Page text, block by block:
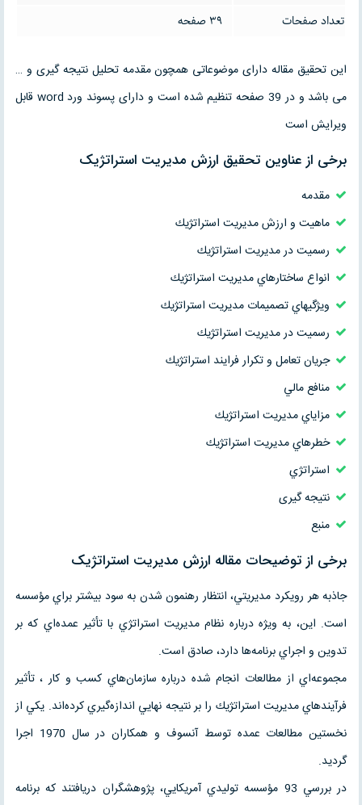
تعداد صفحات
39 صفحه
این تحقیق مقاله دارای موضوعاتی همچون مقدمه تحلیل نتیجه گیری و …
می باشد و در 39 صفحه تنظیم شده است و دارای پسوند ورد word قابل
ویرایش است
برخی از عناوین تحقیق ارزش مديريت استراتژيک
مقدمه
ماهيت و ارزش مديريت استراتژيك
رسميت در مديريت استراتژيك
انواع ساختارهاي مديريت استراتژيك
ويژگيهاي تصميمات مديريت استراتژيك
رسميت در مديريت استراتژيك
جريان تعامل و تكرار فرايند استراتژيك
منافع مالي
مزاياي مديريت استراتژيك
خطرهاي مديريت استراتژيك
استراتژي
نتیجه گیری
منبع
برخی از توضیحات مقاله ارزش مديريت استراتژيک
جاذبه هر رويكرد مديريتي، انتظار رهنمون شدن به سود بيشتر براي مؤسسه
است. اين، به ويژه درباره نظام مديريت استراتژي با تأثير عمده‌اي كه بر
تدوين و اجراي برنامه‌ها دارد، صادق است.
مجموعه‌اي از مطالعات انجام شده درباره سازمان‌هاي كسب و كار ، تأثير
فرآيندهاي مديريت استراتژيك را بر نتيجه نهايي اندازه‌گيري كرده‌اند. يكي از
نخستين مطالعات عمده توسط آنسوف و همكاران در سال 1970 اجرا
گرديد.
در بررسي 93 مؤسسه توليدي آمريكايي، پژوهشگران دريافتند كه برنامه